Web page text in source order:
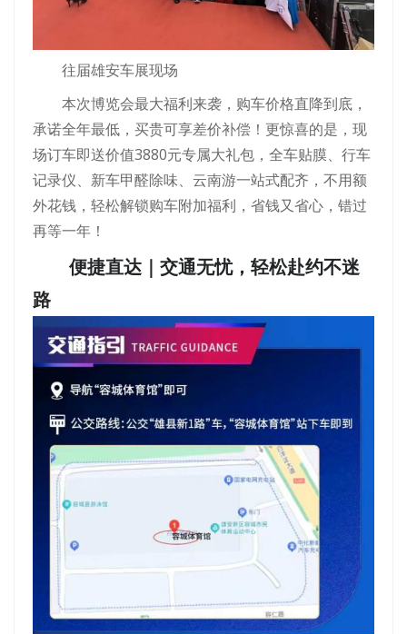
往届雄安车展现场
本次博览会最大福利来袭，购车价格直降到底，
承诺全年最低，买贵可享差价补偿！更惊喜的是，现
场订车即送价值3880元专属大礼包，全车贴膜、行车
记录仪、新车甲醛除味、云南游一站式配齐，不用额
外花钱，轻松解锁购车附加福利，省钱又省心，错过
再等一年！
便捷直达｜交通无忧，轻松赴约不迷
路